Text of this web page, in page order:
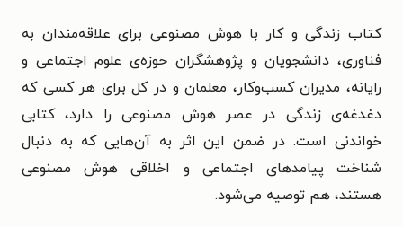
کتاب زندگی و کار با هوش مصنوعی برای علاقه‌مندان به
فناوری، دانشجویان و پژوهشگران حوزه‌ی علوم اجتماعی و
رایانه، مدیران کسب‌وکار، معلمان و در کل برای هر کسی که
دغدغه‌ی زندگی در عصر هوش مصنوعی را دارد، کتابی
خواندنی است. در ضمن این اثر به آن‌هایی که به دنبال
شناخت پیامدهای اجتماعی و اخلاقی هوش مصنوعی
هستند، هم توصیه می‌شود.